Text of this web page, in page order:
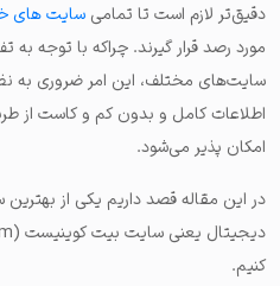
دقیق‌تر لازم است تا تمامی سایت های
مورد رصد قرار گیرند. چراکه با توجه
سایت‌های مختلف، این امر ضروری به
اطلاعات کامل و بدون کم و کاست از
امکان پذیر می‌شود.
در این مقاله قصد داریم یکی از
کنیم.